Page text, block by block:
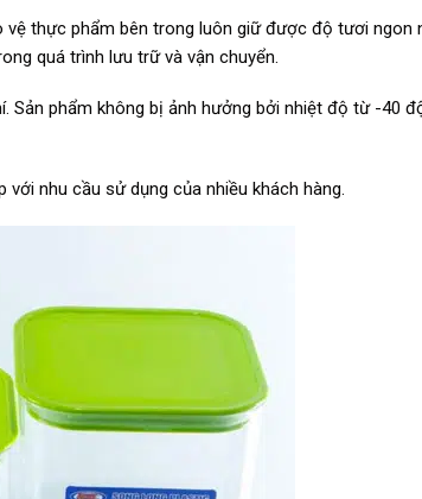
vệ thực phẩm bên trong luôn giữ được độ tươi ngon
quá trình lưu trữ và vận chuyển.
Sản phẩm không bị ảnh hưởng bởi nhiệt độ từ -40
nhu cầu sử dụng của nhiều khách hàng.